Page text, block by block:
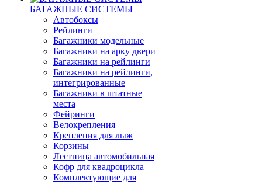
БАГАЖНЫЕ СИСТЕМЫ
Автобоксы
Рейлинги
Багажники модельные
Багажники на арку двери
Багажники на рейлинги
Багажники на рейлинги,
интегрированные
Багажники в штатные
места
Фейринги
Велокрепления
Крепления для лыж
Корзины
Лестница автомобильная
Кофр для квадроцикла
Комплектующие для